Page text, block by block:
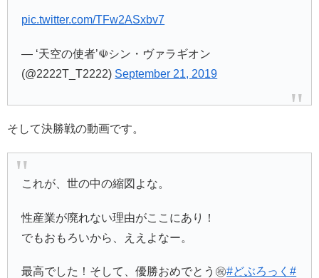
pic.twitter.com/TFw2ASxbv7
— ‘天空の使者’☫シン・ヴァラギオン
(@2222T_T2222) September 21, 2019
そして決勝戦の動画です。
これが、世の中の縮図よな。
性産業が廃れない理由がここにあり！
でもおもろいから、ええよなー。
最高でした！そして、優勝おめでとう㊗️#どぶろっく#